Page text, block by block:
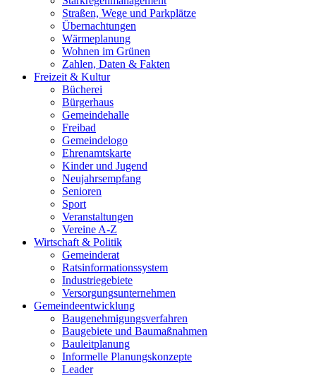
Straßen, Wege und Parkplätze
Übernachtungen
Wärmeplanung
Wohnen im Grünen
Zahlen, Daten & Fakten
Freizeit & Kultur
Bücherei
Bürgerhaus
Gemeindehalle
Freibad
Gemeindelogo
Ehrenamtskarte
Kinder und Jugend
Neujahrsempfang
Senioren
Sport
Veranstaltungen
Vereine A-Z
Wirtschaft & Politik
Gemeinderat
Ratsinformationssystem
Industriegebiete
Versorgungsunternehmen
Gemeindeentwicklung
Baugenehmigungsverfahren
Baugebiete und Baumaßnahmen
Bauleitplanung
Informelle Planungskonzepte
Leader